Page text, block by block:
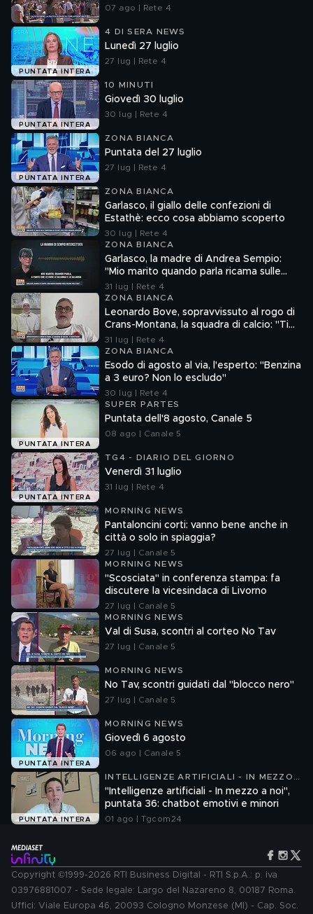
07 ago | Rete 4
PUNTATA INTERA
4 DI SERA NEWS
Lunedì 27 luglio
27 lug | Rete 4
PUNTATA INTERA
10 MINUTI
Giovedì 30 luglio
30 lug | Rete 4
PUNTATA INTERA
ZONA BIANCA
Puntata del 27 luglio
27 lug | Rete 4
ZONA BIANCA
Garlasco, il giallo delle confezioni di
Estathè: ecco cosa abbiamo scoperto
30 lug | Rete 4
ZONA BIANCA
Garlasco, la madre di Andrea Sempio:
"Mio marito quando parla ricama sulle
cose"
31 lug | Rete 4
ZONA BIANCA
Leonardo Bove, sopravvissuto al rogo di
Crans-Montana, la squadra di calcio: "Ti
aspettiamo"
31 lug | Rete 4
ZONA BIANCA
Esodo di agosto al via, l'esperto: "Benzina
a 3 euro? Non lo escludo"
30 lug | Rete 4
PUNTATA INTERA
SUPER PARTES
Puntata dell'8 agosto, Canale 5
08 ago | Canale 5
PUNTATA INTERA
TG4 - DIARIO DEL GIORNO
Venerdì 31 luglio
31 lug | Rete 4
MORNING NEWS
Pantaloncini corti: vanno bene anche in
città o solo in spiaggia?
27 lug | Canale 5
MORNING NEWS
"Scosciata" in conferenza stampa: fa
discutere la vicesindaca di Livorno
27 lug | Canale 5
MORNING NEWS
Val di Susa, scontri al corteo No Tav
27 lug | Canale 5
MORNING NEWS
No Tav, scontri guidati dal "blocco nero"
27 lug | Canale 5
PUNTATA INTERA
MORNING NEWS
Giovedì 6 agosto
06 ago | Canale 5
PUNTATA INTERA
INTELLIGENZE ARTIFICIALI - IN MEZZO
A NOI
"Intelligenze artificiali - In mezzo a noi",
puntata 36: chatbot emotivi e minori
01 ago | Tgcom24
Copyright ©1999-2026 RTI Business Digital - RTI S.p.A.: p. iva
03976881007 - Sede legale: Largo del Nazareno 8, 00187 Roma.
Uffici: Viale Europa 46, 20093 Cologno Monzese (MI) - Cap. Soc.